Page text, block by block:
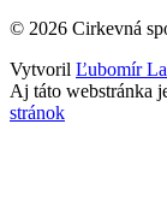
© 2026 Cirkevná
Vytvoril Ľubomír
Aj táto webstránka
stránok